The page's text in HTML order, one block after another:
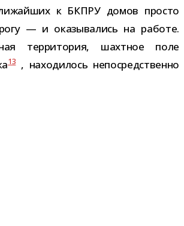
к БКПРУ домов про­сто
— и ока­зы­ва­лись на работе.
тер­ри­то­рия, шахт­ное поле
13, нахо­ди­лось непо­сред­ственно